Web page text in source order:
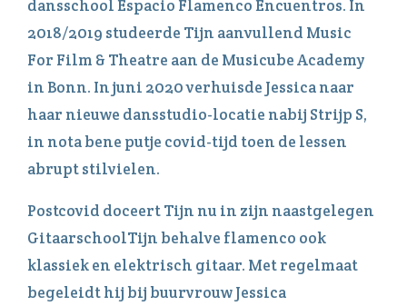
dansschool Espacio Flamenco Encuentros. In
2018/2019 studeerde Tijn aanvullend Music
For Film & Theatre aan de Musicube Academy
in Bonn. In juni 2020 verhuisde Jessica naar
haar nieuwe dansstudio-locatie nabij Strijp S,
in nota bene putje covid-tijd toen de lessen
abrupt stilvielen.
Postcovid doceert Tijn nu in zijn naastgelegen
GitaarschoolTijn behalve flamenco ook
klassiek en elektrisch gitaar. Met regelmaat
begeleidt hij bij buurvrouw Jessica